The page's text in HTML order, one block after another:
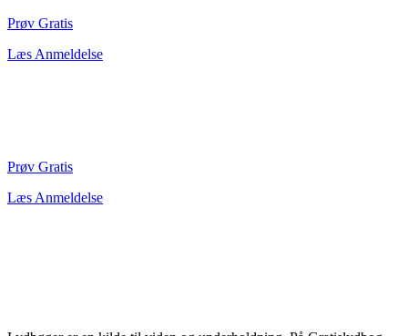
Prøv Gratis
Læs Anmeldelse
Prøv Gratis
Læs Anmeldelse